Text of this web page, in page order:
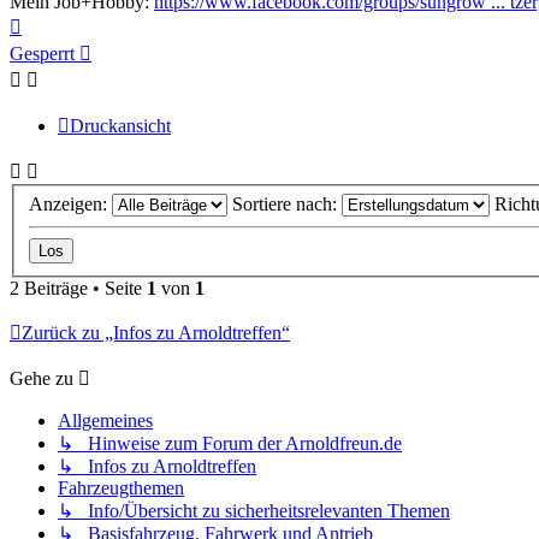
oben
Gesperrt
Druckansicht
Anzeigen: Sortiere nach:
2 Beiträge • Seite 1 von 1
Zurück zu „Infos zu Arnoldtreffen“
Gehe zu
Allgemeines
↳ Hinweise zum Forum der Arnoldfreun.de
↳ Infos zu Arnoldtreffen
Fahrzeugthemen
↳ Info/Übersicht zu sicherheitsrelevanten Themen
↳ Basisfahrzeug, Fahrwerk und Antrieb